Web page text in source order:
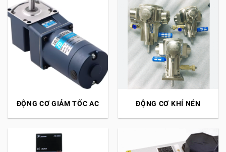
ĐỘNG CƠ GIẢM TỐC AC ĐỘNG CƠ KHÍ NÉN